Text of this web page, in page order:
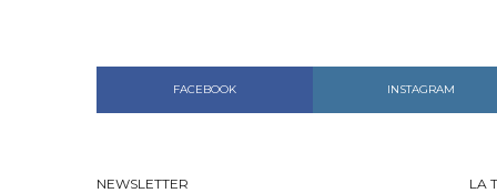
FACEBOOK INSTAGRAM
NEWSLETTER LA